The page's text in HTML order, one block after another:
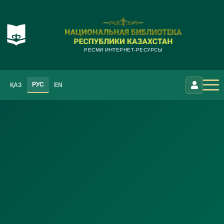
РЕСМИ ИНТЕРНЕТ-РЕСУРСЫ
ҚАЗ РУС EN